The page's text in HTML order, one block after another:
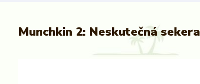
Munchkin 2: Neskutečná sekera